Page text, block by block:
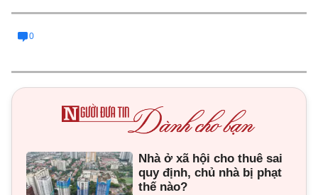
0
Nhà ở xã hội cho thuê sai
quy định, chủ nhà bị phạt
thế nào?